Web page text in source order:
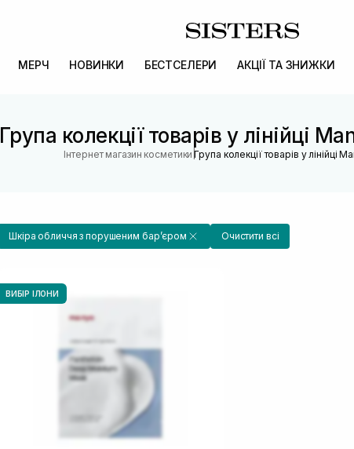
МЕРЧ НОВИНКИ БЕСТСЕЛЕРИ АКЦІЇ ТА ЗНИЖКИ
Група колекції товарів у лінійці
Інтернет магазин косметики |Група колекції товарів у лінійці
Шкіра обличчя з порушеним барʼєром Очистити всі
ВИБІР ІЛОНИ